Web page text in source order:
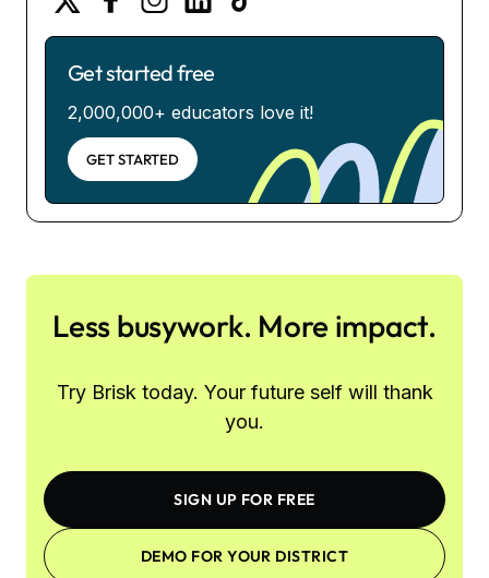
Get started free
2,000,000+ educators love it!
GET STARTED
Less busywork. More impact.
Try Brisk today. Your future self will thank
you.
SIGN UP FOR FREE
DEMO FOR YOUR DISTRICT